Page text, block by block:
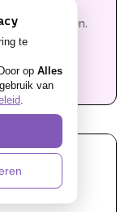
de hoek kijken.
te
op Alles
van
.